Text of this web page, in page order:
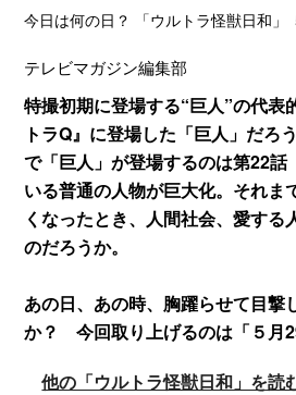
今日は何の日？ 「ウルトラ怪獣日和」
テレビマガジン編集部
特撮初期に登場する“巨人”の代表
トラQ』に登場した「巨人」だろ
で「巨人」が登場するのは第22話
いる普通の人物が巨大化。それま
くなったとき、人間社会、愛する
のだろうか。
あの日、あの時、胸躍らせて目撃
か？ 今回取り上げるのは「５月
他の「ウルトラ怪獣日和」を読